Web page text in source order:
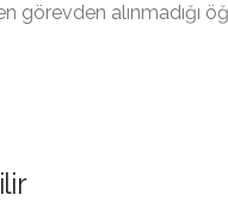
görevden alınmadığı